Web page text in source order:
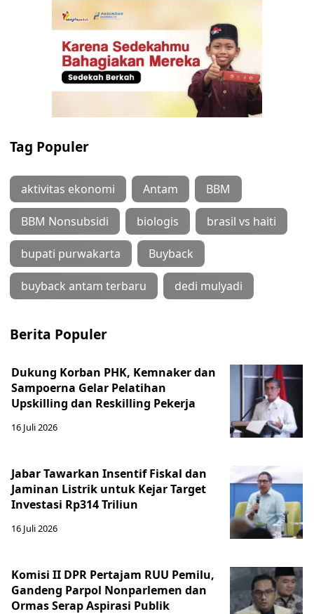
Tag Populer
aktivitas ekonomi Antam BBM
BBM Nonsubsidi biologis brasil vs haiti
bupati purwakarta Buyback
buyback antam terbaru dedi mulyadi
Berita Populer
Dukung Korban PHK, Kemnaker dan
Sampoerna Gelar Pelatihan
Upskilling dan Reskilling Pekerja
16 Juli 2026
Jabar Tawarkan Insentif Fiskal dan
Jaminan Listrik untuk Kejar Target
Investasi Rp314 Triliun
16 Juli 2026
Komisi II DPR Pertajam RUU Pemilu,
Gandeng Parpol Nonparlemen dan
Ormas Serap Aspirasi Publik